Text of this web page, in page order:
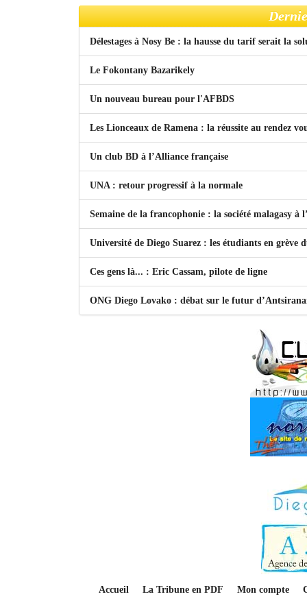
Délestages à Nosy Be : la hausse du tarif serait la
Le Fokontany Bazarikely
Un nouveau bureau pour l'AFBDS
Les Lionceaux de Ramena : la réussite au rendez
Un club BD à l’Alliance française
UNA : retour progressif à la normale
Semaine de la francophonie : la société malagasy à
Université de Diego Suarez : les étudiants en grève
Ces gens là... : Eric Cassam, pilote de ligne
ONG Diego Lovako : débat sur le futur
Accueil La Tribune en PDF Mon compte